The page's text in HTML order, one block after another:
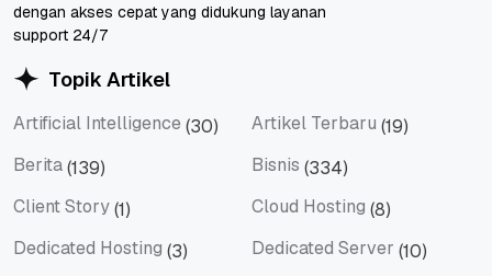
dengan akses cepat yang didukung layanan
support 24/7
Topik Artikel
Artificial Intelligence (30) Artikel Terbaru (19)
Berita(139) Bisnis (334)
Client Story(1) Cloud Hosting (8)
Dedicated Hosting (3) Dedicated Server (10)